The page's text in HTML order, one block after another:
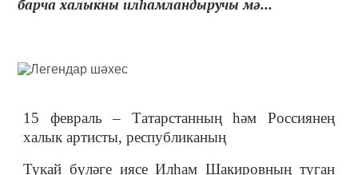
барча халыкны илһамландыручы мә...
15 февраль – Татарстанның һәм Россиянең
халык артисты, республиканың
Тукай бүләге иясе Илһам Шакировның туган